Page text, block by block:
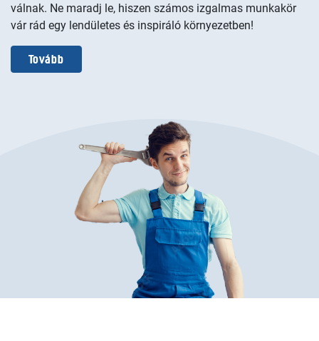
válnak. Ne maradj le, hiszen számos izgalmas munkakör
vár rád egy lendületes és inspiráló környezetben!
Tovább